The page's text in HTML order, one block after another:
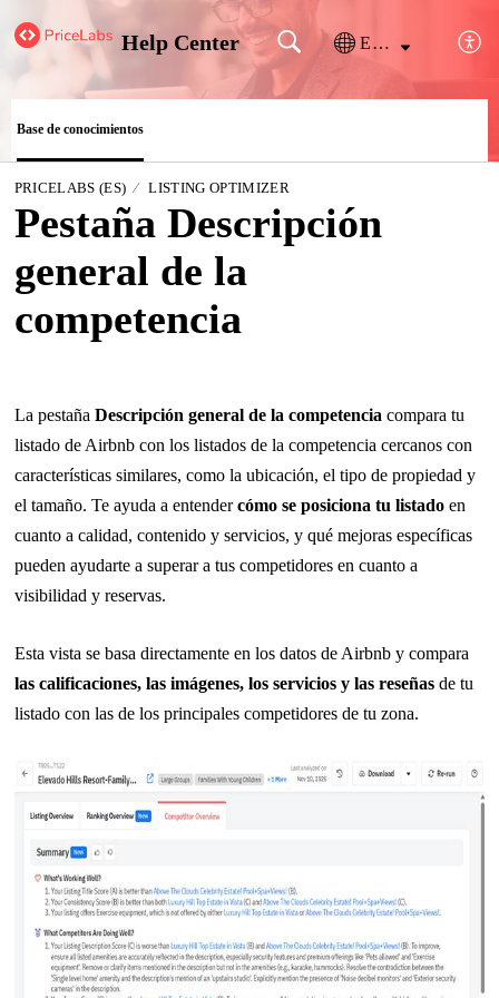
Help Center Español (España)
Base de conocimientos
PRICELABS (ES) LISTING OPTIMIZER
Pestaña Descripción
general de la
competencia
La pestaña Descripción general de la competencia compara tu
listado de Airbnb con los listados de la competencia cercanos con
características similares, como la ubicación, el tipo de propiedad y
el tamaño. Te ayuda a entendercómo se posiciona tu listadoen
cuanto a calidad, contenido y servicios, y qué mejoras específicas
pueden ayudarte a superar a tus competidores en cuanto a
visibilidad y reservas.
Esta vista se basa directamente en los datos de Airbnb y compara
las calificaciones, las imágenes, los servicios y las reseñasde tu
listado con las de los principales competidores de tu zona.